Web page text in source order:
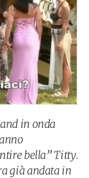
in onda
bella” Titty.
già andata in